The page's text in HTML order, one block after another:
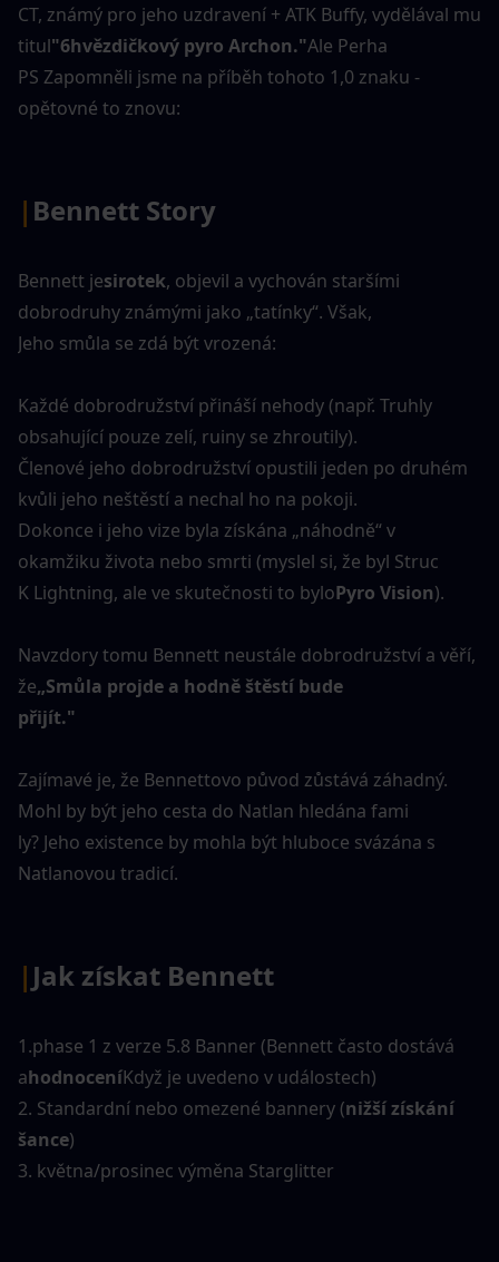
CT, známý pro jeho uzdravení + ATK Buffy, vydělával mu
titul"6hvězdičkový pyro Archon."Ale Perha
PS Zapomněli jsme na příběh tohoto 1,0 znaku -
opětovné to znovu:
| Bennett Story
Bennett jesirotek, objevil a vychován staršími
dobrodruhy známými jako „tatínky“. Však,
Jeho smůla se zdá být vrozená:
Každé dobrodružství přináší nehody (např. Truhly
obsahující pouze zelí, ruiny se zhroutily).
Členové jeho dobrodružství opustili jeden po druhém
kvůli jeho neštěstí a nechal ho na pokoji.
Dokonce i jeho vize byla získána „náhodně“ v
okamžiku života nebo smrti (myslel si, že byl Struc
K Lightning, ale ve skutečnosti to byloPyro Vision).
Navzdory tomu Bennett neustále dobrodružství a věří,
že„Smůla projde a hodně štěstí bude
přijít."
Zajímavé je, že Bennettovo původ zůstává záhadný.
Mohl by být jeho cesta do Natlan hledána fami
ly? Jeho existence by mohla být hluboce svázána s
Natlanovou tradicí.
| Jak získat Bennett
1.phase 1 z verze 5.8 Banner (Bennett často dostává
ahodnoceníKdyž je uvedeno v událostech)
2. Standardní nebo omezené bannery (nižší získání
šance)
3. května/prosinec výměna Starglitter